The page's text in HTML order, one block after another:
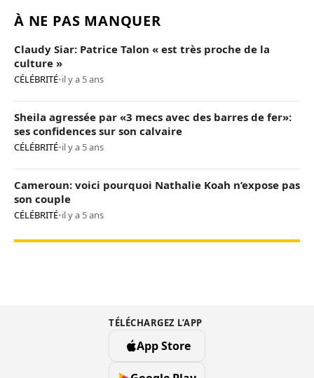
À NE PAS MANQUER
Claudy Siar: Patrice Talon « est très proche de la
culture »
CÉLÉBRITÉ•il y a 5 ans
Sheila agressée par «3 mecs avec des barres de fer»:
ses confidences sur son calvaire
CÉLÉBRITÉ•il y a 5 ans
Cameroun: voici pourquoi Nathalie Koah n’expose pas
son couple
CÉLÉBRITÉ•il y a 5 ans
TÉLÉCHARGEZ L’APP
App Store